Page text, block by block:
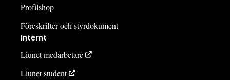
Profilshop
Föreskrifter och styrdokument
Internt
Liunet medarbetare
Liunet student